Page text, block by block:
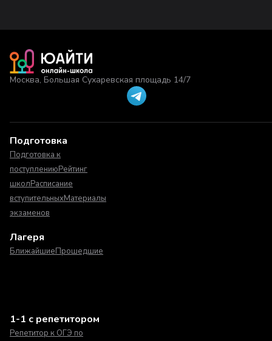
Москва, Большая Сухаревская площадь 14/7
Подготовка
Подготовка к
поступлениюРейтинг
школРасписание
вступительныхМатериалы
экзаменов
Лагеря
БлижайшиеПрошедшие
1-1 с репетитором
Репетитор к ОГЭ по